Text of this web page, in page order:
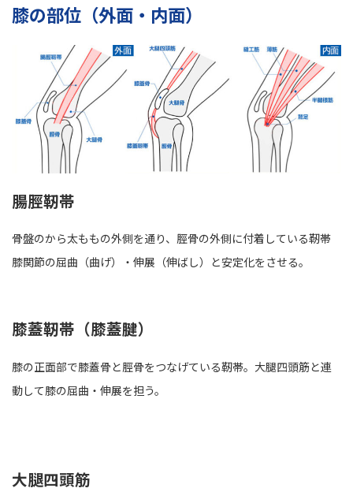
膝の部位（外面・内面）
腸脛靭帯
骨盤のから太ももの外側を通り、脛骨の外側に付着している靭帯
膝関節の屈曲（曲げ）・伸展（伸ばし）と安定化をさせる。
膝蓋靭帯（膝蓋腱）
膝の正面部で膝蓋骨と脛骨をつなげている靭帯。大腿四頭筋と連
動して膝の屈曲・伸展を担う。
大腿四頭筋